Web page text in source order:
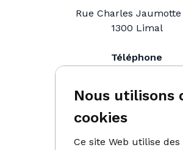
Nous utilisons
cookies
Ce site Web utilise des
Rue Charles Jaumotte
1300 Limal
Téléphone
info@kinesys.be